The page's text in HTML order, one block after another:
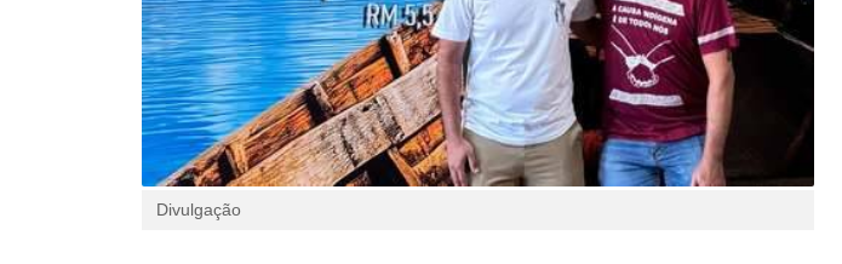
Divulgação